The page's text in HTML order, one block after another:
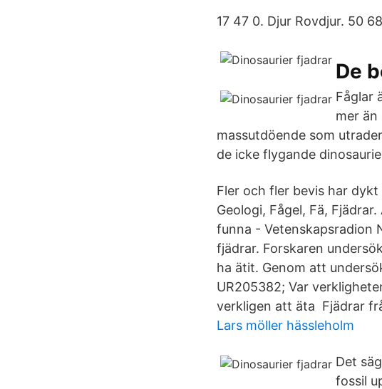
17 47 0. Djur Rovdjur. 50
De
Fåglar
mer än
massutdöende som
de icke flygande
Fler och fler bevis har
Geologi, Fågel, Fä,
funna - Vetenskapsradion
fjädrar. Forskaren
ha ätit. Genom att
UR205382; Var
verkligen att äta Fjädrar
Lars möller hässleholm
Det
fossil